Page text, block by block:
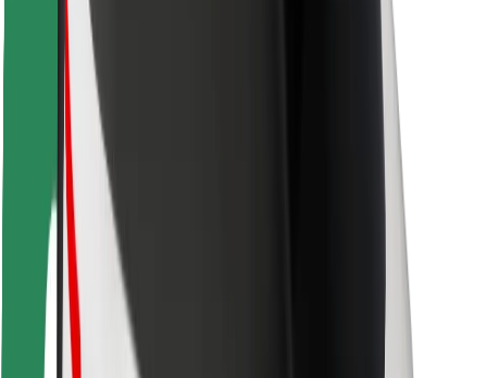
Solutions pour les villes
Aéroports
Stations de charge Bolt
Support
Pour les passagers
Pour les chauffeurs
Pour les livreurs
Bolt Food